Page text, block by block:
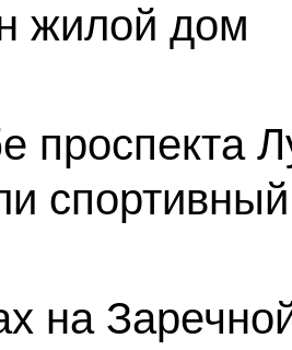
жилой дом
проспекта
на